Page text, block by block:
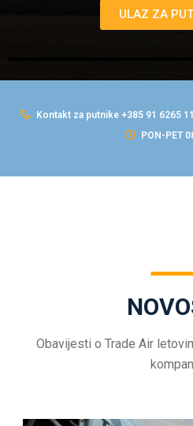
ULAZ ZA
Kontakt za putnike +385 91 6265
PON-PET
Obavijesti o Trade Air